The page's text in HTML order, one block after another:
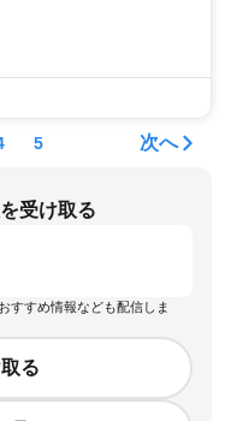
5 次へ
受け取る
すすめ情報なども配信しま
る